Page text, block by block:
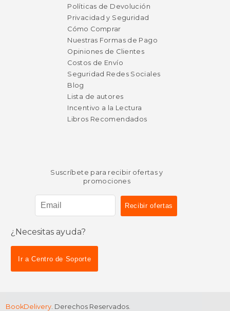
Políticas de Devolución
Privacidad y Seguridad
Cómo Comprar
Nuestras Formas de Pago
Opiniones de Clientes
Costos de Envío
Seguridad Redes Sociales
Blog
Lista de autores
Incentivo a la Lectura
Libros Recomendados
Suscríbete para recibir ofertas y
promociones
¿Necesitas ayuda?
Ir a Centro de Soporte
BookDelivery. Derechos Reservados.